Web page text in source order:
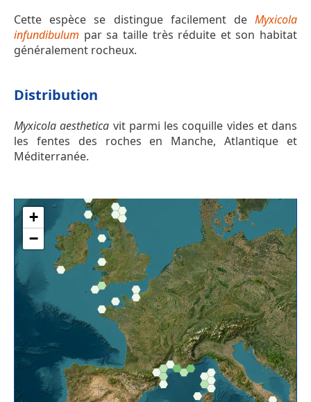
Cette espèce se distingue facilement de Myxicola
infundibulum par sa taille très réduite et son habitat
généralement rocheux.
Distribution
Myxicola aesthetica vit parmi les coquille vides et dans
les fentes des roches en Manche, Atlantique et
Méditerranée.